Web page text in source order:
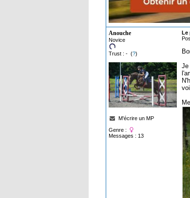
Anouche
Novice
Trust : - (?)
M'écrire un MP
Genre :
Messages : 13
Le
Je